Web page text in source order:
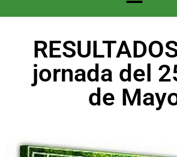
jornada del
de